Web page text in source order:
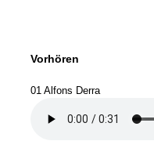
Vorhören
01 Alfons Derra